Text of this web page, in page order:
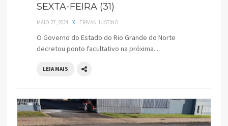
SEXTA-FEIRA (31)
MAIO 27, 2024 X ERIVAN JUSTINO
O Governo do Estado do Rio Grande do Norte
decretou ponto facultativo na próxima...
LEIA MAIS